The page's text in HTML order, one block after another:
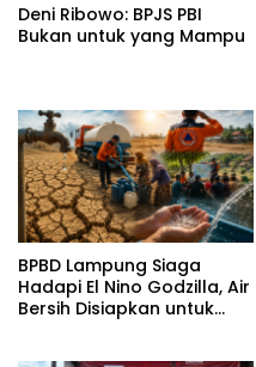
Deni Ribowo: BPJS PBI
Bukan untuk yang Mampu
BPBD Lampung Siaga
Hadapi El Nino Godzilla, Air
Bersih Disiapkan untuk